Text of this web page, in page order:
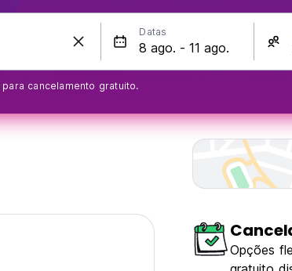
Datas
cancelamento gratuito.
Opções